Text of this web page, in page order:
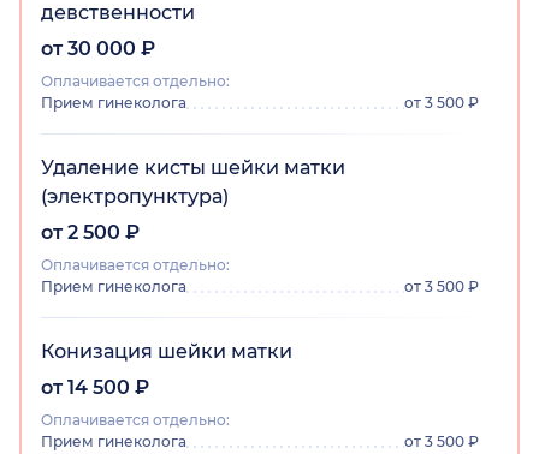
девственности
от 30 000 ₽
Оплачивается отдельно:
Прием гинеколога
от 3 500 ₽
Удаление кисты шейки матки
(электропунктура)
от 2 500 ₽
Оплачивается отдельно:
Прием гинеколога
от 3 500 ₽
Конизация шейки матки
от 14 500 ₽
Оплачивается отдельно:
Прием гинеколога
от 3 500 ₽